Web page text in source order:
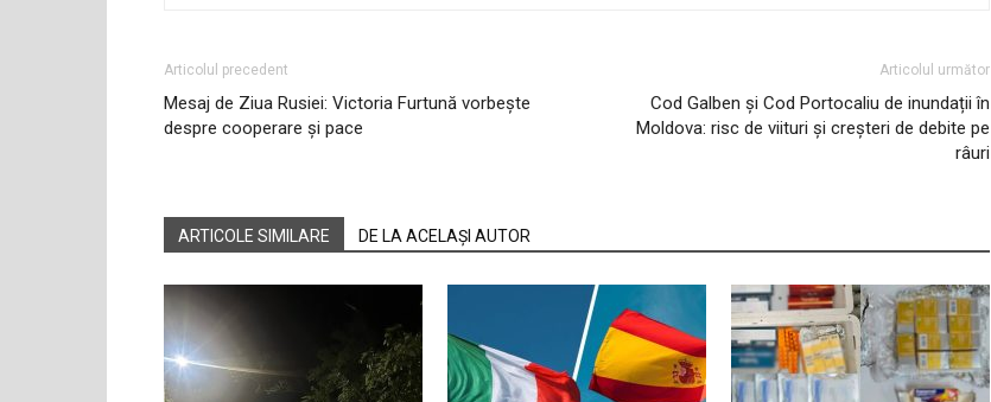
Articolul precedent
Mesaj de Ziua Rusiei: Victoria Furtună vorbește
despre cooperare și pace
Articolul următor
Cod Galben și Cod Portocaliu de inundații în
Moldova: risc de viituri și creșteri de debite pe
râuri
ARTICOLE SIMILARE DE LA ACELAȘI AUTOR